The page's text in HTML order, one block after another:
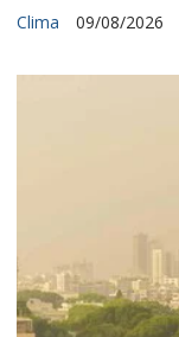
Clima 09/08/2026